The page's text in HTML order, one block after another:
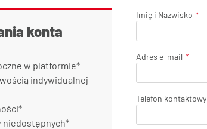
konta
w platformie*
indywidualnej
niedostępnych*
Imię i Nazwisko
Adres e-mail
Telefon kontaktowy